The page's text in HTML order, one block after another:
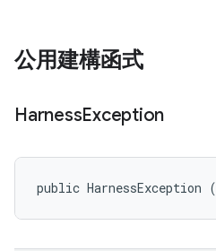
公用建構函式
HarnessException
public HarnessException (